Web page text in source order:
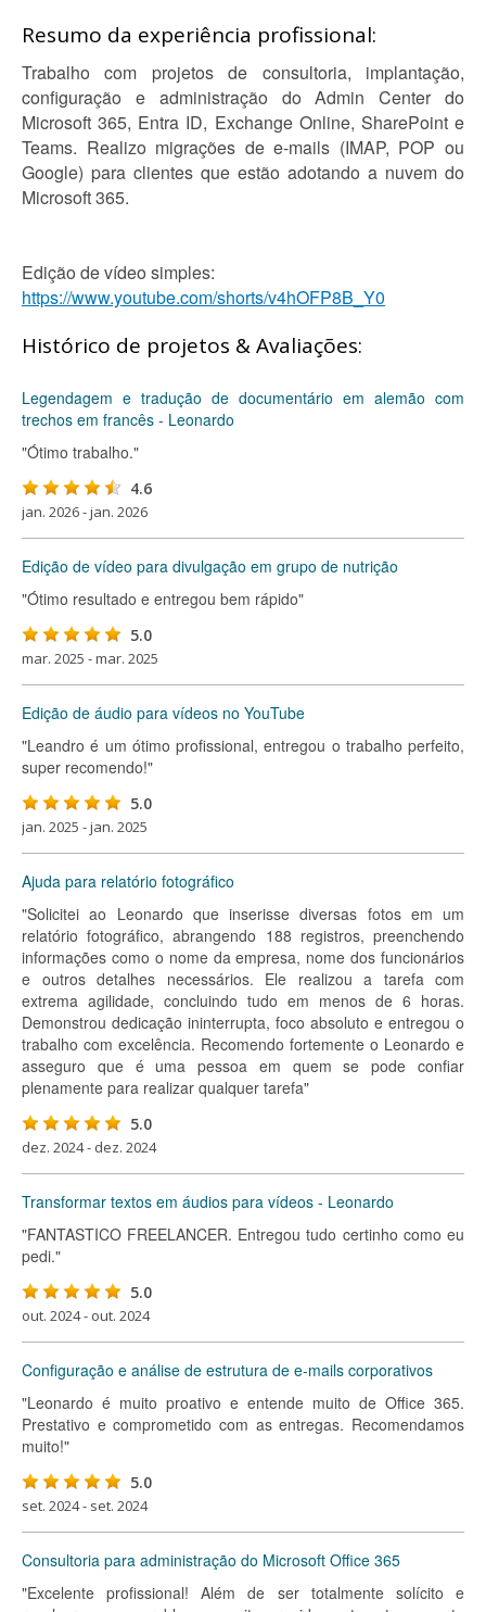
Resumo da experiência profissional:
Trabalho com projetos de consultoria, implantação,
configuração e administração do Admin Center do
Microsoft 365, Entra ID, Exchange Online, SharePoint e
Teams. Realizo migrações de e-mails (IMAP, POP ou
Google) para clientes que estão adotando a nuvem do
Microsoft 365.
Edição de vídeo simples:
https://www.youtube.com/shorts/v4hOFP8B_Y0
Histórico de projetos & Avaliações:
Legendagem e tradução de documentário em alemão com
trechos em francês - Leonardo
"Ótimo trabalho."
4.6
jan. 2026 - jan. 2026
Edição de vídeo para divulgação em grupo de nutrição
"Ótimo resultado e entregou bem rápido"
5.0
mar. 2025 - mar. 2025
Edição de áudio para vídeos no YouTube
"Leandro é um ótimo profissional, entregou o trabalho perfeito,
super recomendo!"
5.0
jan. 2025 - jan. 2025
Ajuda para relatório fotográfico
"Solicitei ao Leonardo que inserisse diversas fotos em um
relatório fotográfico, abrangendo 188 registros, preenchendo
informações como o nome da empresa, nome dos funcionários
e outros detalhes necessários. Ele realizou a tarefa com
extrema agilidade, concluindo tudo em menos de 6 horas.
Demonstrou dedicação ininterrupta, foco absoluto e entregou o
trabalho com excelência. Recomendo fortemente o Leonardo e
asseguro que é uma pessoa em quem se pode confiar
plenamente para realizar qualquer tarefa"
5.0
dez. 2024 - dez. 2024
Transformar textos em áudios para vídeos - Leonardo
"FANTASTICO FREELANCER. Entregou tudo certinho como eu
pedi."
5.0
out. 2024 - out. 2024
Configuração e análise de estrutura de e-mails corporativos
"Leonardo é muito proativo e entende muito de Office 365.
Prestativo e comprometido com as entregas. Recomendamos
muito!"
5.0
set. 2024 - set. 2024
Consultoria para administração do Microsoft Office 365
"Excelente profissional! Além de ser totalmente solícito e